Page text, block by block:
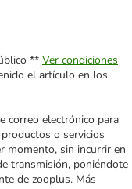
** Ver condiciones
el artículo en los
correo electrónico para
o servicios
momento, sin incurrir en
transmisión, poniéndote
de zooplus. Más